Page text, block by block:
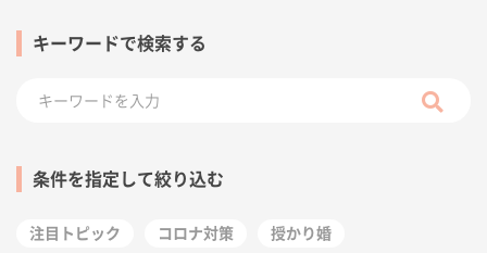
キーワードで検索する
条件を指定して絞り込む
注目トピック コロナ対策 授かり婚